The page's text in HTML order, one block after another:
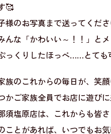
🥰
様のお写真まで送ってくだ
んな「かわいい～！！」と
っくりしたほっぺ……とても
族のこれからの毎日が、笑
かご家族全員でお店に遊び
須塩原店は、これからも皆
ことがあれば、いつでもお